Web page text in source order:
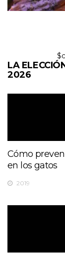
LA
2026
Cómo
en los gatos
2019